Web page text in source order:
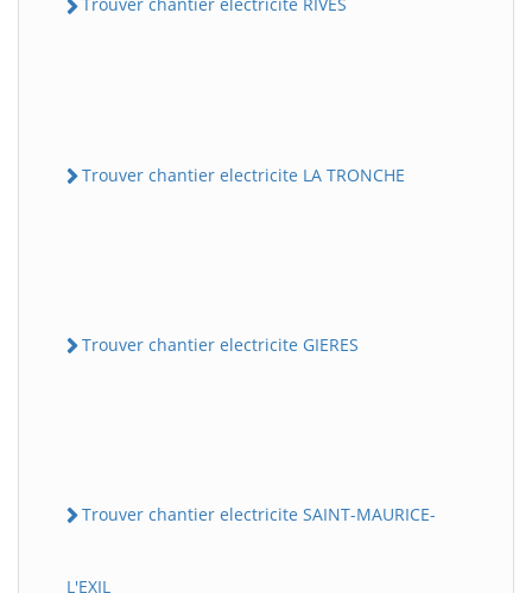
Trouver chantier electricite LA TRONCHE
Trouver chantier electricite GIERES
Trouver chantier electricite SAINT-MAURICE-
L'EXIL